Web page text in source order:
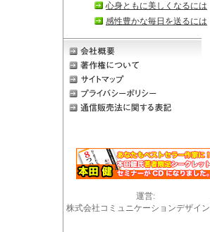
心身ともに美しくなるには
感性豊かな毎日を送るには
運営:
株式会社コミュニケーションデザイン